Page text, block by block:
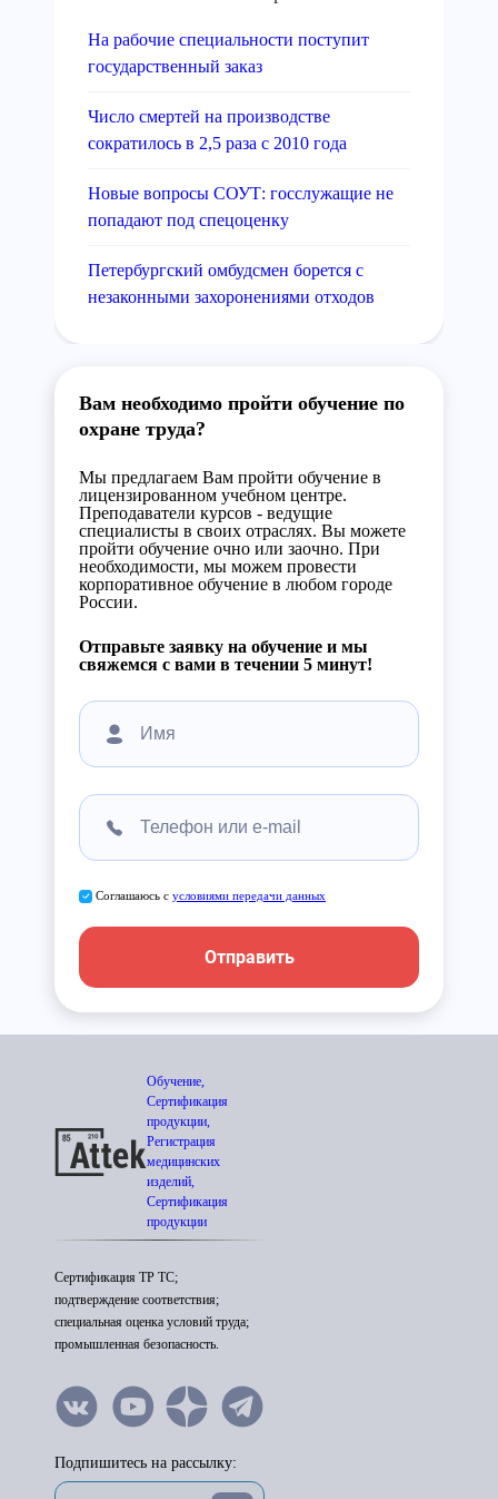
На рабочие специальности поступит
государственный заказ
Число смертей на производстве
сократилось в 2,5 раза с 2010 года
Новые вопросы СОУТ: госслужащие не
попадают под спецоценку
Петербургский омбудсмен борется с
незаконными захоронениями отходов
Вам необходимо пройти обучение по
охране труда?
Мы предлагаем Вам пройти обучение в
лицензированном учебном центре.
Преподаватели курсов - ведущие
специалисты в своих отраслях. Вы можете
пройти обучение очно или заочно. При
необходимости, мы можем провести
корпоративное обучение в любом городе
России.
Отправьте заявку на обучение и мы
свяжемся с вами в течении 5 минут!
Соглашаюсь с условиями передачи данных
Отправить
Обучение,
Сертификация
продукции,
Регистрация
медицинских
изделий,
Сертификация
продукции
Сертификация ТР ТС;
подтверждение соответствия;
специальная оценка условий труда;
промышленная безопасность.
Подпишитесь на рассылку: